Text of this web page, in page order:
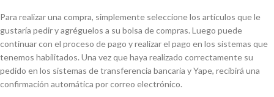
Para realizar una compra, simplemente seleccione los artículos que le
gustaría pedir y agréguelos a su bolsa de compras. Luego puede
continuar con el proceso de pago y realizar el pago en los sistemas que
tenemos habilitados. Una vez que haya realizado correctamente su
pedido en los sistemas de transferencia bancaria y Yape, recibirá una
confirmación automática por correo electrónico.